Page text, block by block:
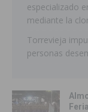
especializado
mediante la
Torrevieja
personas